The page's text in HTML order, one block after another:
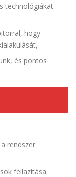
technológiákat
hogy
és pontos
rendszer
fellazítása